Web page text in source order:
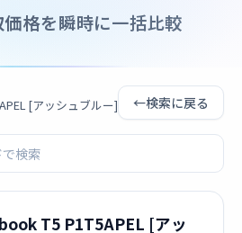
格を瞬時に一括比較
[アッシュブルー] ←検索に戻る
T5 P1T5APEL [アッ